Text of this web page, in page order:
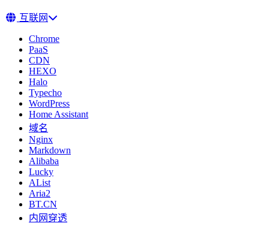
互联网
Chrome
PaaS
CDN
HEXO
Halo
Typecho
WordPress
Home Assistant
域名
Nginx
Markdown
Alibaba
Lucky
AList
Aria2
BT.CN
内网穿透